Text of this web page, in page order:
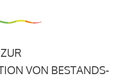
VON BESTANDS-